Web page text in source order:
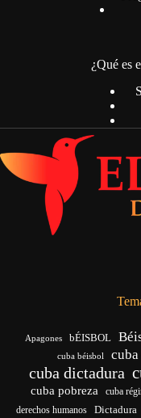
¿Qué es
Apagones bÉISBOL
cuba béisbol
cuba dictadura
cuba pobreza cuba
derechos humanos Dictadura